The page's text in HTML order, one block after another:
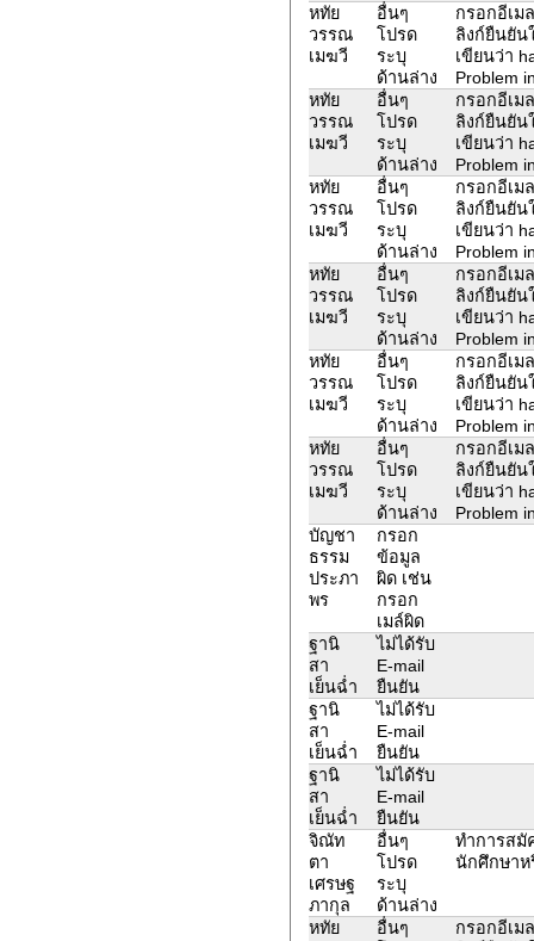
หทัย
วรรณ
เมฆวี
อื่นๆ
โปรด
ระบุ
ด้านล่าง
กรอกอีเม
ลิงก์ยืนยัน
เขียนว่า
Problem
หทัย
วรรณ
เมฆวี
อื่นๆ
โปรด
ระบุ
ด้านล่าง
กรอกอีเม
ลิงก์ยืนยัน
เขียนว่า
Problem
หทัย
วรรณ
เมฆวี
อื่นๆ
โปรด
ระบุ
ด้านล่าง
กรอกอีเม
ลิงก์ยืนยัน
เขียนว่า
Problem
หทัย
วรรณ
เมฆวี
อื่นๆ
โปรด
ระบุ
ด้านล่าง
กรอกอีเม
ลิงก์ยืนยัน
เขียนว่า
Problem
หทัย
วรรณ
เมฆวี
อื่นๆ
โปรด
ระบุ
ด้านล่าง
กรอกอีเม
ลิงก์ยืนยัน
เขียนว่า
Problem
หทัย
วรรณ
เมฆวี
อื่นๆ
โปรด
ระบุ
ด้านล่าง
กรอกอีเม
ลิงก์ยืนยัน
เขียนว่า
Problem
บัญชา
ธรรม
ประภา
พร
กรอก
ข้อมูล
ผิด เช่น
กรอก
เมล์ผิด
ฐานิ
สา
เย็นฉ่ำ
ไม่ได้รับ
E-mail
ยืนยัน
ฐานิ
สา
เย็นฉ่ำ
ไม่ได้รับ
E-mail
ยืนยัน
ฐานิ
สา
เย็นฉ่ำ
ไม่ได้รับ
E-mail
ยืนยัน
จิณัท
ตา
เศรษฐ
ภากุล
อื่นๆ
โปรด
ระบุ
ด้านล่าง
ทำการสมั
นักศึกษาห
หทัย
อื่นๆ
กรอกอีเม